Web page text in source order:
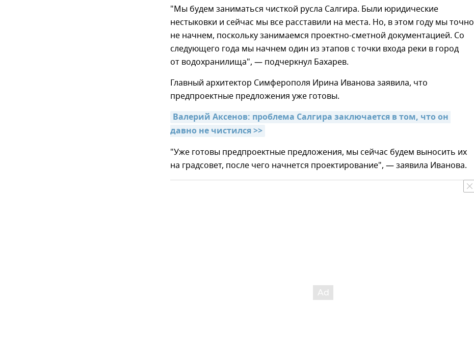
"Мы будем заниматься чисткой русла Салгира. Были юридические
нестыковки и сейчас мы все расставили на места. Но, в этом году мы точно
не начнем, поскольку занимаемся проектно-сметной документацией. Со
следующего года мы начнем один из этапов с точки входа реки в город
от водохранилища", — подчеркнул Бахарев.
Главный архитектор Симферополя Ирина Иванова заявила, что
предпроектные предложения уже готовы.
Валерий Аксенов: проблема Салгира заключается в том, что он
давно не чистился >>
"Уже готовы предпроектные предложения, мы сейчас будем выносить их
на градсовет, после чего начнется проектирование", — заявила Иванова.